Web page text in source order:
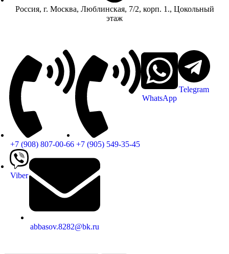
Россия, г. Москва, Люблинская, 7/2, корп. 1., Цокольный
этаж
+7 (908) 807-00-66 +7 (905) 549-35-45
WhatsApp
Telegram
Viber
abbasov.8282@bk.ru